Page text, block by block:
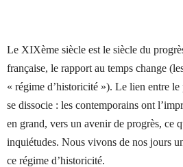
Le XIXème siècle est le siècle du
française, le rapport au temps change
« régime d’historicité »). Le lien entre le
se dissocie : les contemporains ont
en grand, vers un avenir de progrès, ce
inquiétudes. Nous vivons de nos jours
ce régime d’historicité.